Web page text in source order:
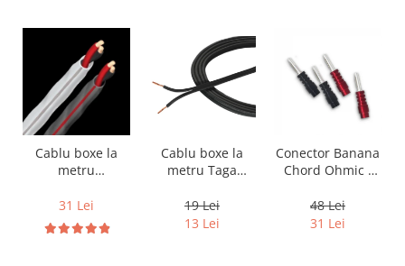
Cablu boxe la
metru
DB 16/2,
conductor cupru
LGC
31 Lei
Cablu boxe la
metru Taga
14B, 2 x 2mm
19 Lei
13 Lei
Conector Banana
Chord Ohmic -
48 Lei
31 Lei